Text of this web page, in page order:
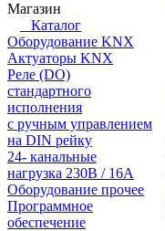
Магазин
Каталог
Оборудование KNX
Актуаторы KNX
Реле (DO)
стандартного
исполнения
с ручным управлением
на DIN рейку
24- канальные
нагрузка 230В / 16А
Оборудование прочее
Программное
обеспечение